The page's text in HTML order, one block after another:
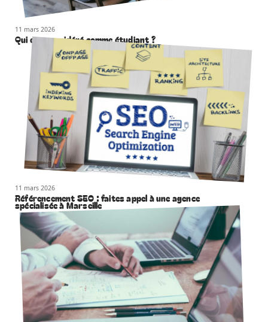
11 mars 2026
Qui est considéré comme étudiant ?
11 mars 2026
Référencement SEO : faites appel à une agence
spécialisée à Marseille